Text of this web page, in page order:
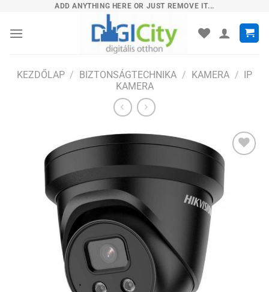
content
ADD ANYTHING HERE OR JUST REMOVE IT...
KEZDŐLAP / BIZTONSÁGTECHNIKA / KAMERA / IP
KAMERA
Hozzáadás
a
kívánságlistához